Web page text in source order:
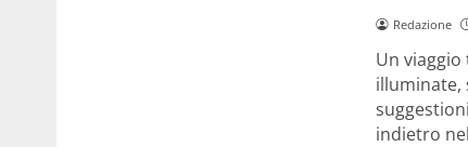
Redazione
Un
illuminate,
indietro